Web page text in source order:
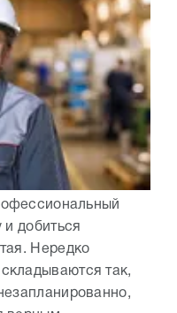
и добиться
Нередко
так,